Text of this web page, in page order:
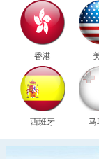
香港
西班牙 马